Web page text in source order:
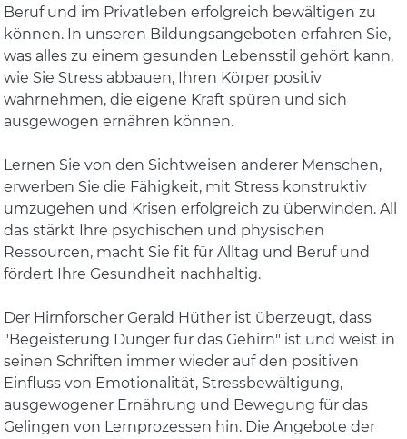
Beruf und im Privatleben erfolgreich bewältigen zu
können. In unseren Bildungsangeboten erfahren Sie,
was alles zu einem gesunden Lebensstil gehört kann,
wie Sie Stress abbauen, Ihren Körper positiv
wahrnehmen, die eigene Kraft spüren und sich
ausgewogen ernähren können.
Lernen Sie von den Sichtweisen anderer Menschen,
erwerben Sie die Fähigkeit, mit Stress konstruktiv
umzugehen und Krisen erfolgreich zu überwinden. All
das stärkt Ihre psychischen und physischen
Ressourcen, macht Sie fit für Alltag und Beruf und
fördert Ihre Gesundheit nachhaltig.
Der Hirnforscher Gerald Hüther ist überzeugt, dass
"Begeisterung Dünger für das Gehirn" ist und weist in
seinen Schriften immer wieder auf den positiven
Einfluss von Emotionalität, Stressbewältigung,
ausgewogener Ernährung und Bewegung für das
Gelingen von Lernprozessen hin. Die Angebote der